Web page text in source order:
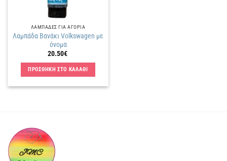
ΛΑΜΠΑΔΕΣ ΓΙΑ ΑΓΟΡΙΑ
Λαμπάδα Βανάκι Volkswagen με
όνομα
20.50€
ΠΡΟΣΘΗΚΗ ΣΤΟ ΚΑΛΑΘΙ